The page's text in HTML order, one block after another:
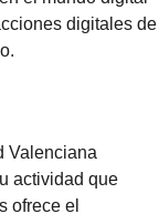
digitales de
Valenciana
actividad que
ofrece el